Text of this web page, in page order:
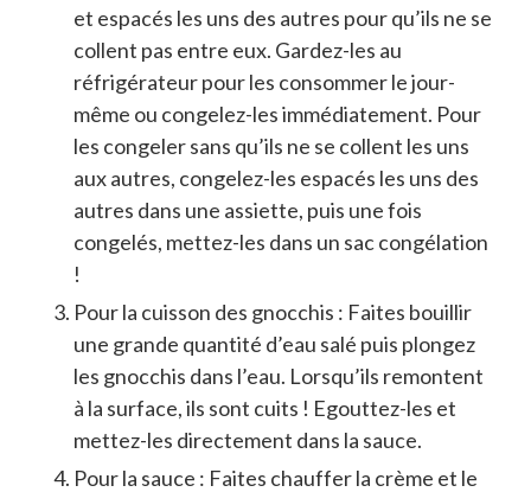
et espacés les uns des autres pour qu’ils ne se
collent pas entre eux. Gardez-les au
réfrigérateur pour les consommer le jour-
même ou congelez-les immédiatement. Pour
les congeler sans qu’ils ne se collent les uns
aux autres, congelez-les espacés les uns des
autres dans une assiette, puis une fois
congelés, mettez-les dans un sac congélation
!
Pour la cuisson des gnocchis : Faites bouillir
une grande quantité d’eau salé puis plongez
les gnocchis dans l’eau. Lorsqu’ils remontent
à la surface, ils sont cuits ! Egouttez-les et
mettez-les directement dans la sauce.
Pour la sauce : Faites chauffer la crème et le